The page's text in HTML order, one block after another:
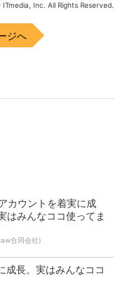
Inc. All Rights Reserved.
ジへ
カウントを着実に成
はみんなココ使ってま
合同会社)
成長。実はみんなココ